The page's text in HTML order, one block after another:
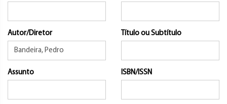
Autor/Diretor Título ou Subtítulo
Assunto ISBN/ISSN